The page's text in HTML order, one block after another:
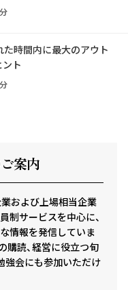
た時間内に最大のアウト
ト
案内
業および上場相当企業
制サービスを中心に、
情報を発信していま
購読、経営に役立つ旬
強会にも参加いただけ